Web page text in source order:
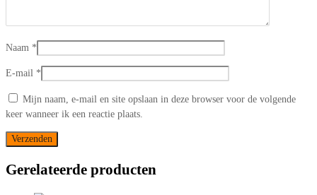
Naam *
E-mail *
Mijn naam, e-mail en site opslaan in deze browser voor de volgende
keer wanneer ik een reactie plaats.
Gerelateerde producten